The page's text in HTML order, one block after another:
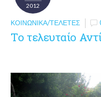
2012
ΚΟΙΝΩΝΙΚΆ/ΤΕΛΕΤΈΣ
Το τελευταίο